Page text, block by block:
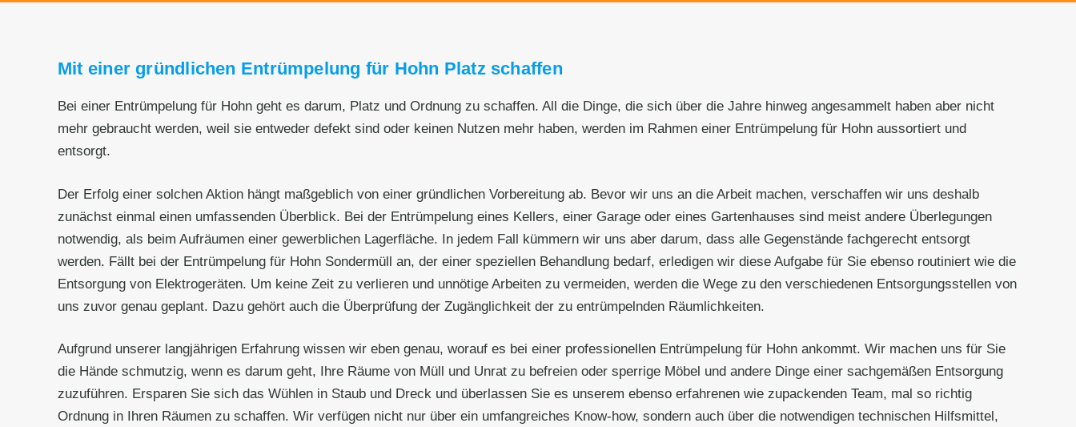
Mit einer gründlichen Entrümpelung für Hohn Platz schaffen
Bei einer Entrümpelung für Hohn geht es darum, Platz und Ordnung zu schaffen. All die Dinge, die sich über die Jahre hinweg angesammelt haben aber nicht
mehr gebraucht werden, weil sie entweder defekt sind oder keinen Nutzen mehr haben, werden im Rahmen einer Entrümpelung für Hohn aussortiert und
entsorgt.
Der Erfolg einer solchen Aktion hängt maßgeblich von einer gründlichen Vorbereitung ab. Bevor wir uns an die Arbeit machen, verschaffen wir uns deshalb
zunächst einmal einen umfassenden Überblick. Bei der Entrümpelung eines Kellers, einer Garage oder eines Gartenhauses sind meist andere Überlegungen
notwendig, als beim Aufräumen einer gewerblichen Lagerfläche. In jedem Fall kümmern wir uns aber darum, dass alle Gegenstände fachgerecht entsorgt
werden. Fällt bei der Entrümpelung für Hohn Sondermüll an, der einer speziellen Behandlung bedarf, erledigen wir diese Aufgabe für Sie ebenso routiniert wie die
Entsorgung von Elektrogeräten. Um keine Zeit zu verlieren und unnötige Arbeiten zu vermeiden, werden die Wege zu den verschiedenen Entsorgungsstellen von
uns zuvor genau geplant. Dazu gehört auch die Überprüfung der Zugänglichkeit der zu entrümpelnden Räumlichkeiten.
Aufgrund unserer langjährigen Erfahrung wissen wir eben genau, worauf es bei einer professionellen Entrümpelung für Hohn ankommt. Wir machen uns für Sie
die Hände schmutzig, wenn es darum geht, Ihre Räume von Müll und Unrat zu befreien oder sperrige Möbel und andere Dinge einer sachgemäßen Entsorgung
zuzuführen. Ersparen Sie sich das Wühlen in Staub und Dreck und überlassen Sie es unserem ebenso erfahrenen wie zupackenden Team, mal so richtig
Ordnung in Ihren Räumen zu schaffen. Wir verfügen nicht nur über ein umfangreiches Know-how, sondern auch über die notwendigen technischen Hilfsmittel,